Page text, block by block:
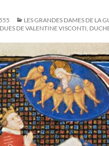
LES GRANDES DAMES DE LA
DE VALENTINE VISCONTI,